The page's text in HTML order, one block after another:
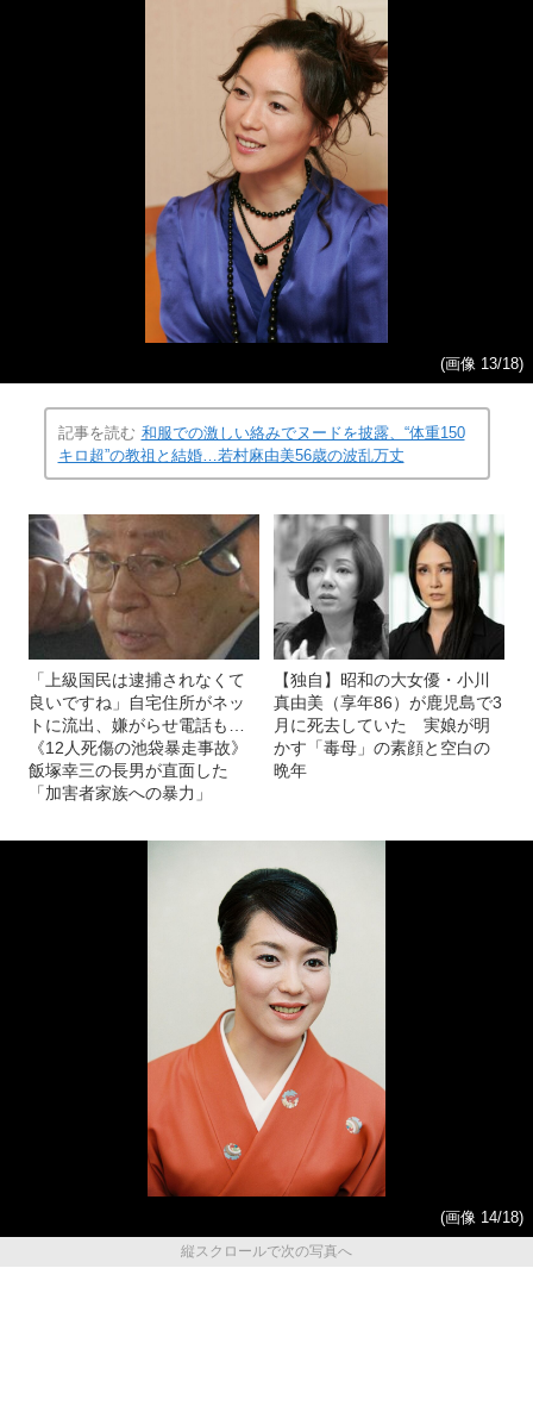
(画像 13/18)
記事を読む 和服での激しい絡みでヌードを披露、“体重150
キロ超”の教祖と結婚…若村麻由美56歳の波乱万丈
「上級国民は逮捕されなくて
良いですね」自宅住所がネッ
トに流出、嫌がらせ電話も…
《12人死傷の池袋暴走事故》
飯塚幸三の長男が直面した
「加害者家族への暴力」
【独自】昭和の大女優・小川
真由美（享年86）が鹿児島で3
月に死去していた 実娘が明
かす「毒母」の素顔と空白の
晩年
(画像 14/18)
縦スクロールで次の写真へ